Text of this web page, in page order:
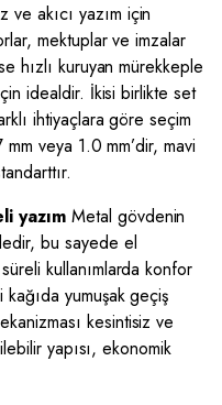
ve akıcı yazım için
mektuplar ve imzalar
hızlı kuruyan mürekkeple
idealdir. İkisi birlikte set
ihtiyaçlara göre seçim
veya 1.0 mm’dir, mavi
yazımMetal gövdenin
bu sayede el
kullanımlarda konfor
yumuşak geçiş
kesintisiz ve
yapısı, ekonomik